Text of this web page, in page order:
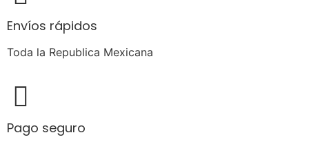
Envíos rápidos
Toda la Republica Mexicana
Pago seguro